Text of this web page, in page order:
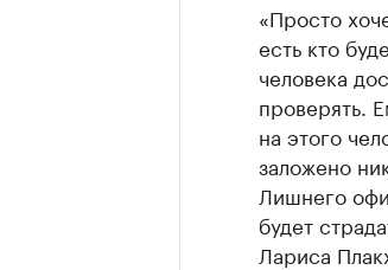
«Просто
есть кто
человека
проверять.
на этого
заложено
Лишнего
будет
Лариса